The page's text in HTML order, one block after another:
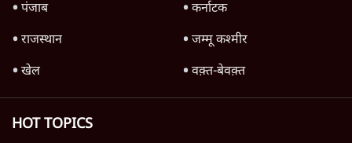
पंजाब
कर्नाटक
राजस्थान
जम्मू कश्मीर
खेल
वक़्त-बेवक़्त
HOT TOPICS